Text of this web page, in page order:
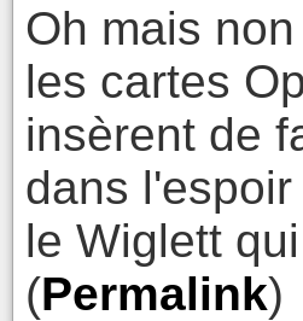
Oh mais
les cartes
insèrent de
dans
le Wiglett
(Permalink)